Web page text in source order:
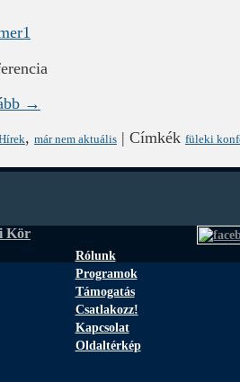
→
, már nem aktuális| Címkék füleki
Rólunk
Programok
Támogatás
Csatlakozz!
Kapcsolat
Oldaltérkép
Kör